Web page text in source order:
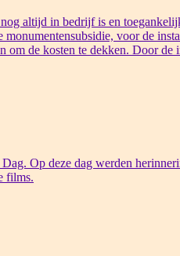
altijd in bedrijf is en
voor de
de kosten te dekken. Door
Op deze dag werden
films.